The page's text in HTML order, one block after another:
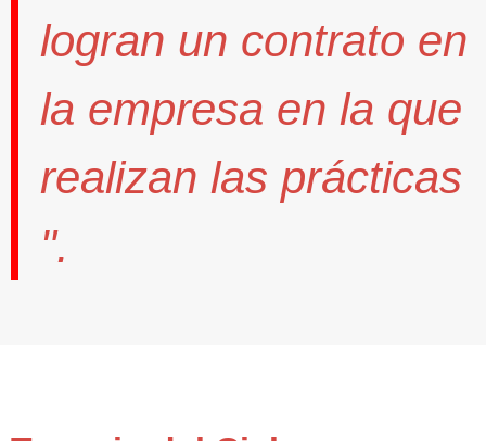
logran un contrato en
la empresa en la que
realizan las prácticas
".